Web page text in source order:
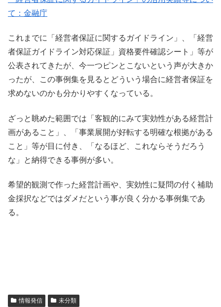
て：金融庁
これまでに「経営者保証に関するガイドライン」、「経営
者保証ガイドライン対応保証」資格要件確認シート」等が
公表されてきたが、今一つピンとこないという声が大きか
ったが、この事例集を見るとどういう場合に経営者保証を
求めないのかも分かりやすくなっている。
ざっと眺めた範囲では「客観的にみて実効性がある経営計
画があること」、「事業展開が好転する明確な根拠がある
こと」等が目に付き、「なるほど、これならそうだろう
な」と納得できる事例が多い。
希望的観測で作った経営計画や、実効性に疑問の付く補助
金採択などではダメだという事が良く分かる事例集であ
る。
情報発信 未分類